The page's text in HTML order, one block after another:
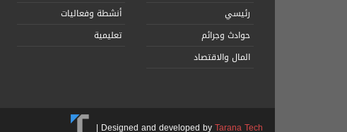
رئيسي
حوادث وجرائم
المال والاقتصاد
أنشطة وفعاليات
تعليمية
Designed and developed byTarana Tech
|